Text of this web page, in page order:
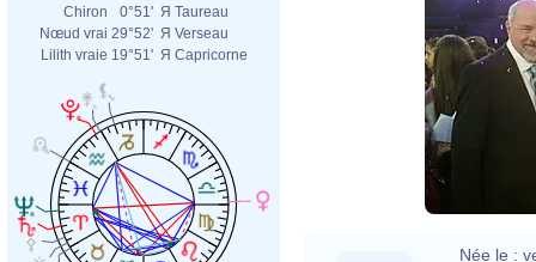
Chiron
0°51' Я Taureau
Nœud vrai 29°52' Я Verseau
Lilith vraie 19°51' Я Capricorne
Née le :